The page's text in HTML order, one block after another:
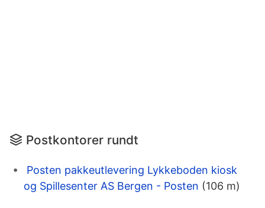
Postkontorer rundt
Posten pakkeutlevering Lykkeboden kiosk
og Spillesenter AS Bergen - Posten (106 m)